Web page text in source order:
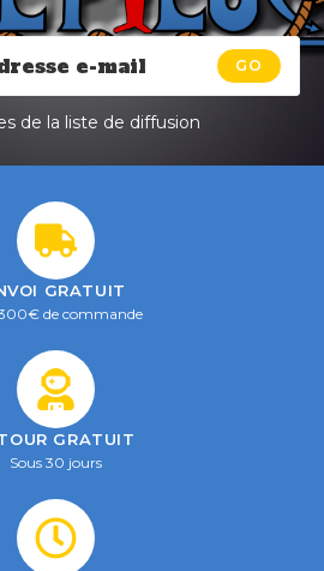
GO
de la liste de diffusion
GRATUIT
de commande
GRATUIT
Sous 30 jours